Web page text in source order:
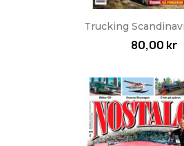
Trucking
80,00 kr